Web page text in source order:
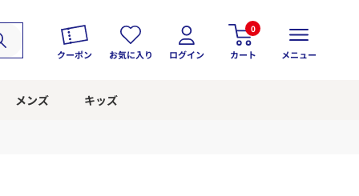
クーポン お気に入り ログイン
0
カート メニュー
メンズ キッズ